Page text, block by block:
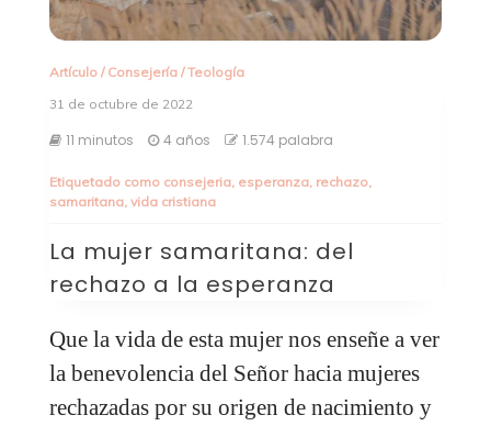
Artículo/ Consejería/Teología
31 de octubre de 2022
11 minutos 4 años 1.574 palabra
Etiquetado como consejeria, esperanza, rechazo,
samaritana, vida cristiana
La mujer samaritana: del
rechazo a la esperanza
Que la vida de esta mujer nos enseñe a ver
la benevolencia del Señor hacia mujeres
rechazadas por su origen de nacimiento y